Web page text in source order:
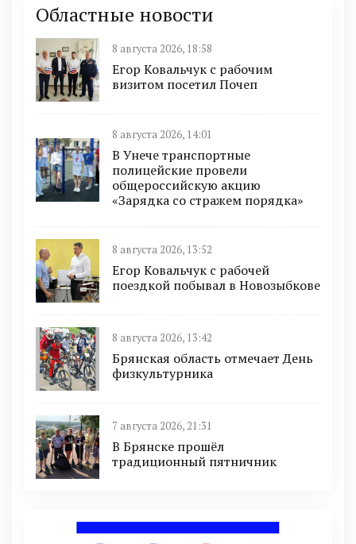
Областные новости
8 августа 2026, 18:58
Егор Ковальчук с рабочим
визитом посетил Почеп
8 августа 2026, 14:01
В Унече транспортные
полицейские провели
общероссийскую акцию
«Зарядка со стражем порядка»
8 августа 2026, 13:52
Егор Ковальчук с рабочей
поездкой побывал в Новозыбкове
8 августа 2026, 13:42
Брянская область отмечает День
физкультурника
7 августа 2026, 21:31
В Брянске прошёл
традиционный пятничник